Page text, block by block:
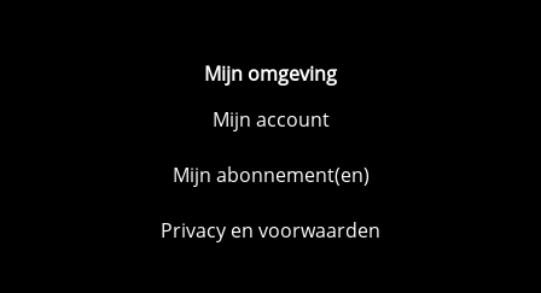
Mijn omgeving
Mijn account
Mijn abonnement(en)
Privacy en voorwaarden